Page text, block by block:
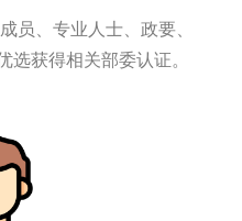
员、专业人士、政要、
选获得相关部委认证。